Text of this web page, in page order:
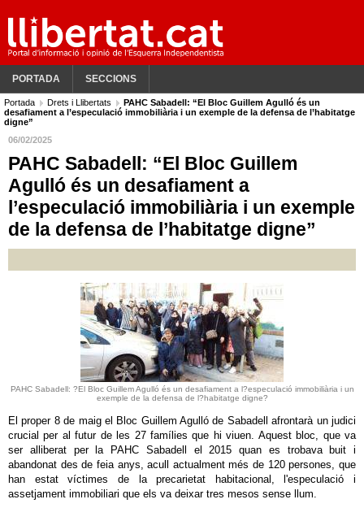
PORTADA SECCIONS
Portada Drets i Llibertats
PAHC Sabadell: “El Bloc Guillem Agulló és un
desafiament a l’especulació immobiliària i un exemple de la defensa de l’habitatge
digne”
06/02/2025
PAHC Sabadell: “El Bloc Guillem
Agulló és un desafiament a
l’especulació immobiliària i un exemple
de la defensa de l’habitatge digne”
PAHC Sabadell: ?El Bloc Guillem Agulló és un desafiament a l?especulació immobiliària i un
exemple de la defensa de l?habitatge digne?
El proper 8 de maig el Bloc Guillem Agulló de Sabadell afrontarà un judici
crucial per al futur de les 27 famílies que hi viuen. Aquest bloc, que va
ser alliberat per la PAHC Sabadell el 2015 quan es trobava buit i
abandonat des de feia anys, acull actualment més de 120 persones, que
han estat víctimes de la precarietat habitacional, l'especulació i
assetjament immobiliari que els va deixar tres mesos sense llum.